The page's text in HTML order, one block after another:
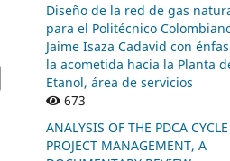
Diseño de la red de gas
para el Politécnico
Jaime Isaza Cadavid con
la acometida hacia la Planta
Etanol, área de servicios
673
ANALYSIS OF THE PDCA
PROJECT MANAGEMENT, A